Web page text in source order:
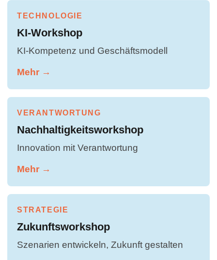
TECHNOLOGIE
KI-Workshop
KI-Kompetenz und Geschäftsmodell
Mehr →
VERANTWORTUNG
Nachhaltigkeitsworkshop
Innovation mit Verantwortung
Mehr →
STRATEGIE
Zukunftsworkshop
Szenarien entwickeln, Zukunft gestalten